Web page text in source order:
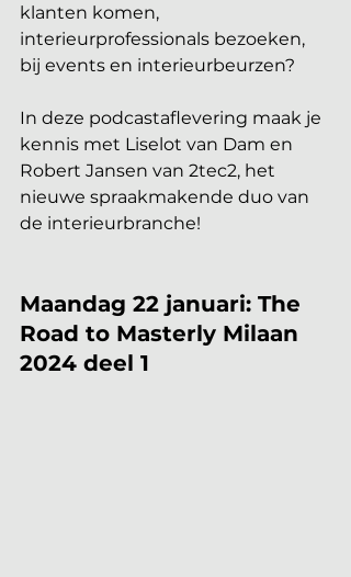
klanten komen,
interieurprofessionals bezoeken,
bij events en interieurbeurzen?
In deze podcastaflevering maak je
kennis met Liselot van Dam en
Robert Jansen van 2tec2, het
nieuwe spraakmakende duo van
de interieurbranche!
Maandag 22 januari: The
Road to Masterly Milaan
2024 deel 1